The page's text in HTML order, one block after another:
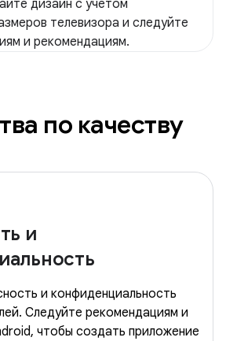
дизайн с учетом
телевизора и следуйте
и рекомендациям.
по качеству
и
и конфиденциальность
Следуйте рекомендациям и
чтобы создать приложение